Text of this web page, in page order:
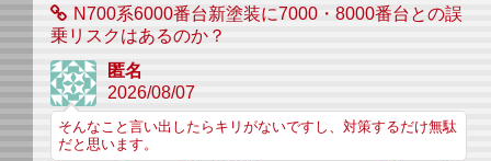
N700系6000番台新塗装に7000・8000番台との誤
乗リスクはあるのか？
匿名
2026/08/07
そんなこと言い出したらキリがないですし、対策するだけ無駄
だと思います。